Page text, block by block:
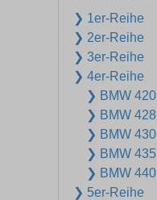
❯ 1er-Reihe
❯ 2er-Reihe
❯ 3er-Reihe
❯ 4er-Reihe
❯ BMW 420
❯ BMW 428
❯ BMW 430
❯ BMW 435
❯ BMW 440
❯ 5er-Reihe